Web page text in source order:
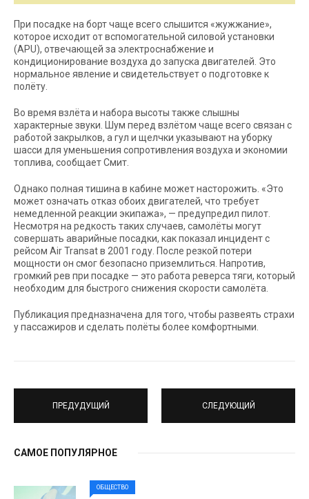
При посадке на борт чаще всего слышится «жужжание»,
которое исходит от вспомогательной силовой установки
(APU), отвечающей за электроснабжение и
кондиционирование воздуха до запуска двигателей. Это
нормальное явление и свидетельствует о подготовке к
полёту.
Во время взлёта и набора высоты также слышны
характерные звуки. Шум перед взлётом чаще всего связан с
работой закрылков, а гул и щелчки указывают на уборку
шасси для уменьшения сопротивления воздуха и экономии
топлива, сообщает Смит.
Однако полная тишина в кабине может насторожить. «Это
может означать отказ обоих двигателей, что требует
немедленной реакции экипажа», — предупредил пилот.
Несмотря на редкость таких случаев, самолёты могут
совершать аварийные посадки, как показал инцидент с
рейсом Air Transat в 2001 году. После резкой потери
мощности он смог безопасно приземлиться. Напротив,
громкий рев при посадке — это работа реверса тяги, который
необходим для быстрого снижения скорости самолёта.
Публикация предназначена для того, чтобы развеять страхи
у пассажиров и сделать полёты более комфортными.
ПРЕДУДУЩИЙ СЛЕДУЮЩИЙ
САМОЕ ПОПУЛЯРНОЕ
ОБЩЕСТВО